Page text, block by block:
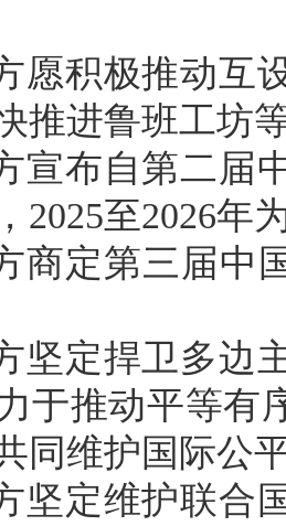
愿积极推动互
推进鲁班工坊
宣布自第二届
2025至2026年
商定第三届中
坚定捍卫多边
于推动平等有
同维护国际公
坚定维护联合